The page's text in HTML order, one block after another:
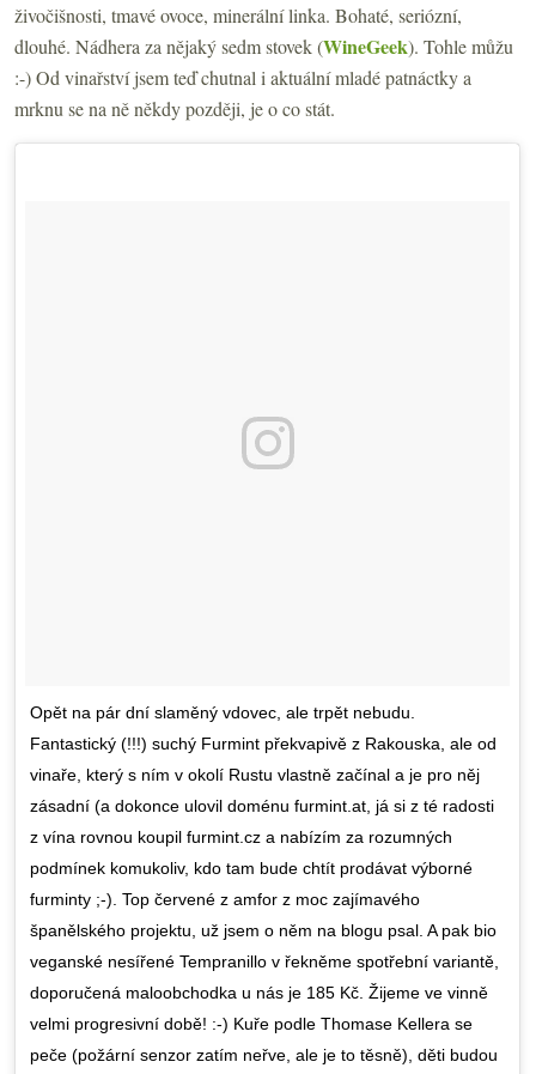
živočišnosti, tmavé ovoce, minerální linka. Bohaté, seriózní,
dlouhé. Nádhera za nějaký sedm stovek (WineGeek). Tohle můžu
:-) Od vinařství jsem teď chutnal i aktuální mladé patnáctky a
mrknu se na ně někdy později, je o co stát.
Opět na pár dní slaměný vdovec, ale trpět nebudu.
Fantastický (!!!) suchý Furmint překvapivě z Rakouska, ale od
vinaře, který s ním v okolí Rustu vlastně začínal a je pro něj
zásadní (a dokonce ulovil doménu furmint.at, já si z té radosti
z vína rovnou koupil furmint.cz a nabízím za rozumných
podmínek komukoliv, kdo tam bude chtít prodávat výborné
furminty ;-). Top červené z amfor z moc zajímavého
španělského projektu, už jsem o něm na blogu psal. A pak bio
veganské nesířené Tempranillo v řekněme spotřební variantě,
doporučená maloobchodka u nás je 185 Kč. Žijeme ve vinně
velmi progresivní době! :-) Kuře podle Thomase Kellera se
peče (požární senzor zatím neřve, ale je to těsně), děti budou